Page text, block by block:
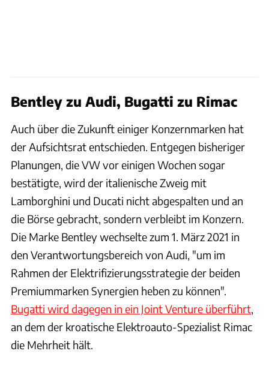
Bentley zu Audi, Bugatti zu Rimac
Auch über die Zukunft einiger Konzernmarken hat
der Aufsichtsrat entschieden. Entgegen bisheriger
Planungen, die VW vor einigen Wochen sogar
bestätigte, wird der italienische Zweig mit
Lamborghini und Ducati nicht abgespalten und an
die Börse gebracht, sondern verbleibt im Konzern.
Die Marke Bentley wechselte zum 1. März 2021 in
den Verantwortungsbereich von Audi, "um im
Rahmen der Elektrifizierungsstrategie der beiden
Premiummarken Synergien heben zu können".
Bugatti wird dagegen in ein Joint Venture überführt,
an dem der kroatische Elektroauto-Spezialist Rimac
die Mehrheit hält.